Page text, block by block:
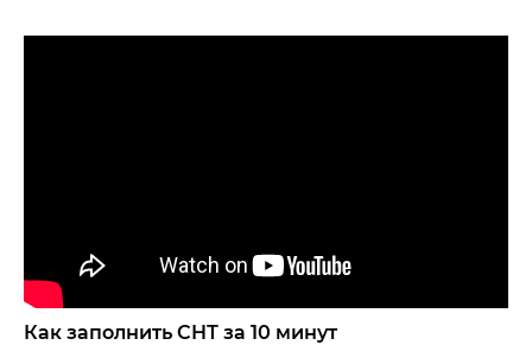
Как заполнить СНТ за 10 минут